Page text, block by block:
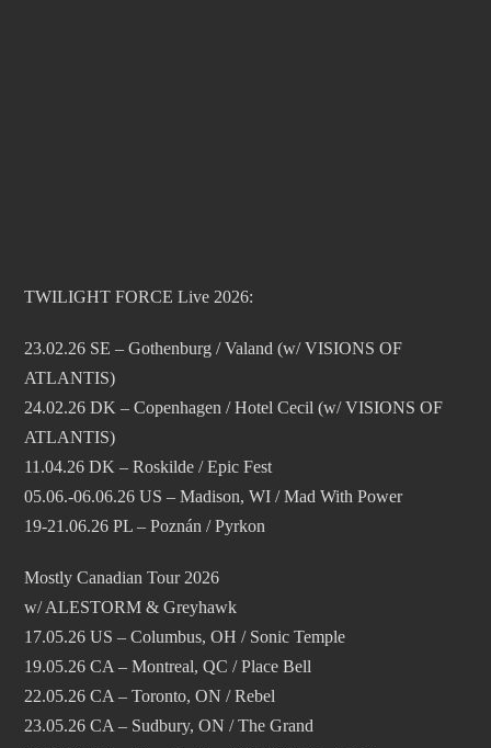
TWILIGHT FORCE Live 2026:
23.02.26 SE – Gothenburg / Valand (w/ VISIONS OF
ATLANTIS)
24.02.26 DK – Copenhagen / Hotel Cecil (w/ VISIONS OF
ATLANTIS)
11.04.26 DK – Roskilde / Epic Fest
05.06.-06.06.26 US – Madison, WI / Mad With Power
19-21.06.26 PL – Poznán / Pyrkon
Mostly Canadian Tour 2026
w/ ALESTORM & Greyhawk
17.05.26 US – Columbus, OH / Sonic Temple
19.05.26 CA – Montreal, QC / Place Bell
22.05.26 CA – Toronto, ON / Rebel
23.05.26 CA – Sudbury, ON / The Grand